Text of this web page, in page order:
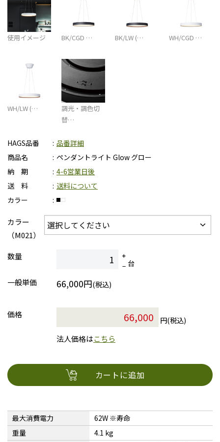
使用イメージ BK/CGD … BK/LW (… WH/CGD …
WH/LW (…
調光・調色切
替…
HAGS品番
品番詳細
商品名
ペンダントライト Glow グロー
納 期
4-6営業日後
送 料
送料について
カラー
カラー
（M021）
数量
台
一般単価
66,000円(税込)
価格
円(税込)
法人価格はこちら
カートに追加
最大消費電力
62W ※寿命
重量
4.1 kg